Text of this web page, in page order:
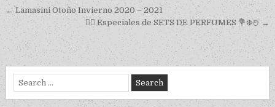
Post navigation
← Lamasini Otoño Invierno 2020 – 2021
🙋‍♂️ Especiales de SETS DE PERFUMES 💐❄️☃️ →
Search for: